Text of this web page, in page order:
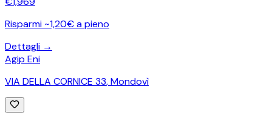
Risparmi ~1,20€ a pieno
Dettagli →
Agip Eni
VIA DELLA CORNICE 33,Mondovì